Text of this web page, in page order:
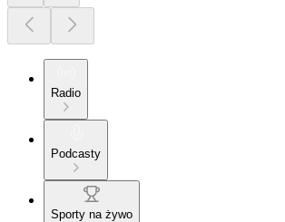
Radio
Podcasty
Sporty na żywo